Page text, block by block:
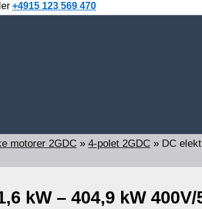
+4915 123 569 470
motorer 2GDC » 4-polet 2GDC » DC
kW – 404,9 kW